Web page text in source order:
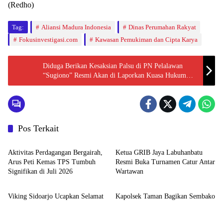
(Redho)
Tag: Aliansi Madura Indonesia
Dinas Perumahan Rakyat
Fokusinvestigasi.com
Kawasan Pemukiman dan Cipta Karya
Diduga Berikan Kesaksian Palsu di PN Pelalawan
“Sugiono” Resmi Akan di Laporkan Kuasa Hukum
Penggugat Ke Polda Riau
Pos Terkait
Berita
Aktivitas Perdagangan Bergairah,
Arus Peti Kemas TPS Tumbuh
Signifikan di Juli 2026
Ketua GRIB Jaya Labuhanbatu
Resmi Buka Turnamen Catur Antar
Wartawan
Berita
Viking Sidoarjo Ucapkan Selamat
Berita
Kapolsek Taman Bagikan Sembako